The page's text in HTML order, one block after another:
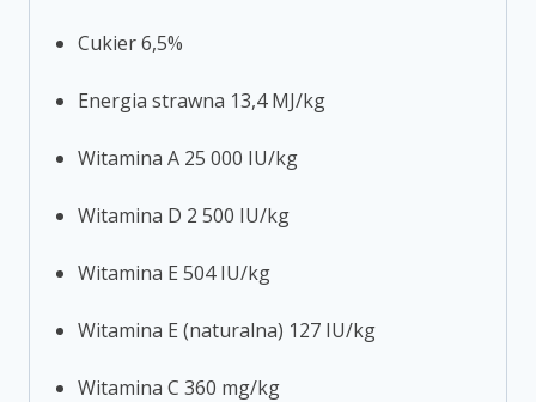
Cukier 6,5%
Energia strawna 13,4 MJ/kg
Witamina A 25 000 IU/kg
Witamina D 2 500 IU/kg
Witamina E 504 IU/kg
Witamina E (naturalna) 127 IU/kg
Witamina C 360 mg/kg